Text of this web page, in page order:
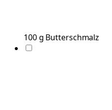
100g Butterschmalz